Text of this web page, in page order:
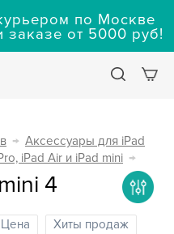
по Москве
от 5000 руб!
→ Аксессуары для iPad
iPad Air и iPad mini →
4
Цена
Хиты продаж